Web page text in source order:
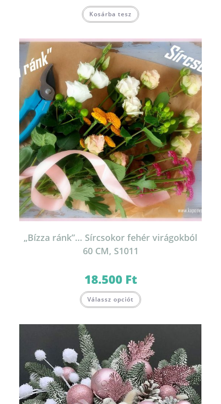
Kosárba tesz
„Bízza ránk”… Sírcsokor fehér virágokból
60 CM, S1011
18.500 Ft
Válassz opciót